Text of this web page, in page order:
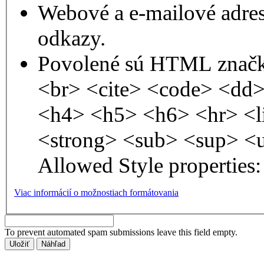
Webové a e-mailové
odkazy.
Povolené sú HTML
<br> <cite> <code>
<h4> <h5> <h6> <hr>
<strong> <sub> <sup>
Allowed Style
Viac informácií o možnostiach formátovania
To prevent automated spam submissions leave this field empty.